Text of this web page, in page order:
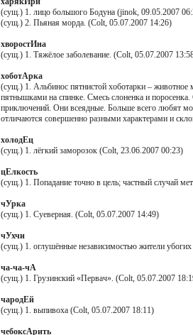
(сущ.) 1. лицо большого Бодуна (jinok, 09.05.2007
(сущ.) 2. Пьяная морда. (Colt, 05.07.2007 14:26)
хворостИна
(сущ.) 1. Тяжёлое заболевание. (Colt, 05.07.2007
хоботАрка
(сущ.) 1. Альбинос пятнистой хоботарки – животное
пятнышками на спинке. Смесь слоненка и
приключений. Они всеядные. Больше всего любят
отличаются совершенно разными характерами и
холодЕц
(сущ.) 1. лёгкий заморозок (Colt, 23.06.2007 00:23)
цЕлкость
(сущ.) 1. Попадание точно в цель; частный случай
чУрка
(сущ.) 1. Суеверная. (Colt, 05.07.2007 14:49)
чУхчи
(сущ.) 1. оглушённые независимостью жители
ча-ча-чА
(сущ.) 1. Грузинский «Первач». (Colt, 05.07.2007
чародЕй
(сущ.) 1. выпивоха (Colt, 05.07.2007 18:11)
чебоксАрить